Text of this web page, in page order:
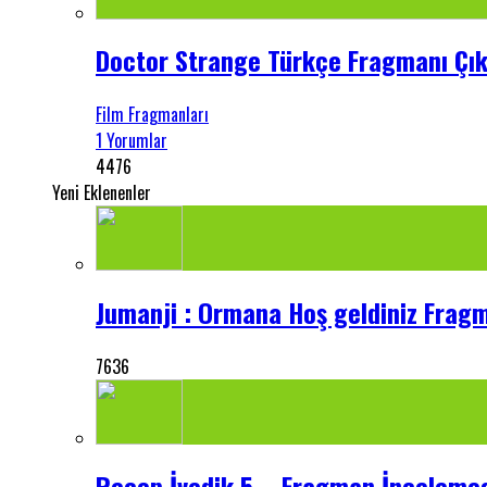
Doctor Strange Türkçe Fragmanı
Film Fragmanları
1 Yorumlar
4476
Yeni Eklenenler
Jumanji : Ormana Hoş geldiniz
7636